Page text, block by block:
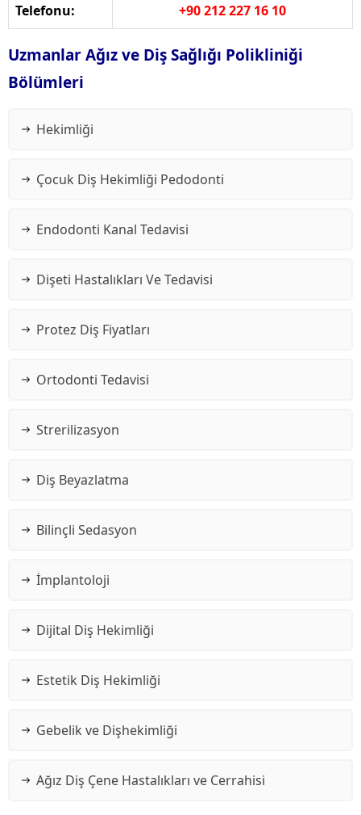
Telefonu:
+90 212 227 16 10
Uzmanlar Ağız ve Diş Sağlığı Polikliniği
Bölümleri
Hekimliği
Çocuk Diş Hekimliği Pedodonti
Endodonti Kanal Tedavisi
Dişeti Hastalıkları Ve Tedavisi
Protez Diş Fiyatları
Ortodonti Tedavisi
Strerilizasyon
Diş Beyazlatma
Bilinçli Sedasyon
İmplantoloji
Dijital Diş Hekimliği
Estetik Diş Hekimliği
Gebelik ve Dişhekimliği
Ağız Diş Çene Hastalıkları ve Cerrahisi